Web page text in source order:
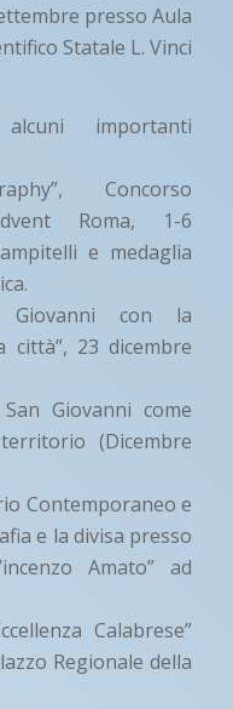
presso Aula
Statale L. Vinci
importanti
Concorso
Roma, 1-6
e medaglia
Giovanni con la
città”, 23 dicembre
Giovanni come
(Dicembre
Contemporaneo e
e la divisa presso
Amato” ad
Calabrese”
Regionale della